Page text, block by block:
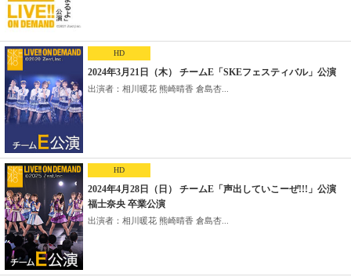
HD
2024年3月21日（木） チームE「SKEフェスティバル」公演
出演者：相川暖花 熊崎晴香 倉島杏...
HD
2024年4月28日（日） チームE「声出していこーぜ!!!」公演
福士奈央 卒業公演
出演者：相川暖花 熊崎晴香 倉島杏...